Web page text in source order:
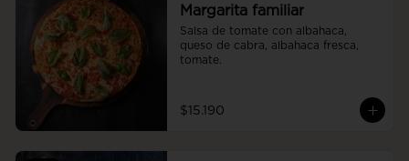
Margarita familiar
Salsa de tomate con albahaca,
queso de cabra, albahaca fresca,
tomate.
$15.190